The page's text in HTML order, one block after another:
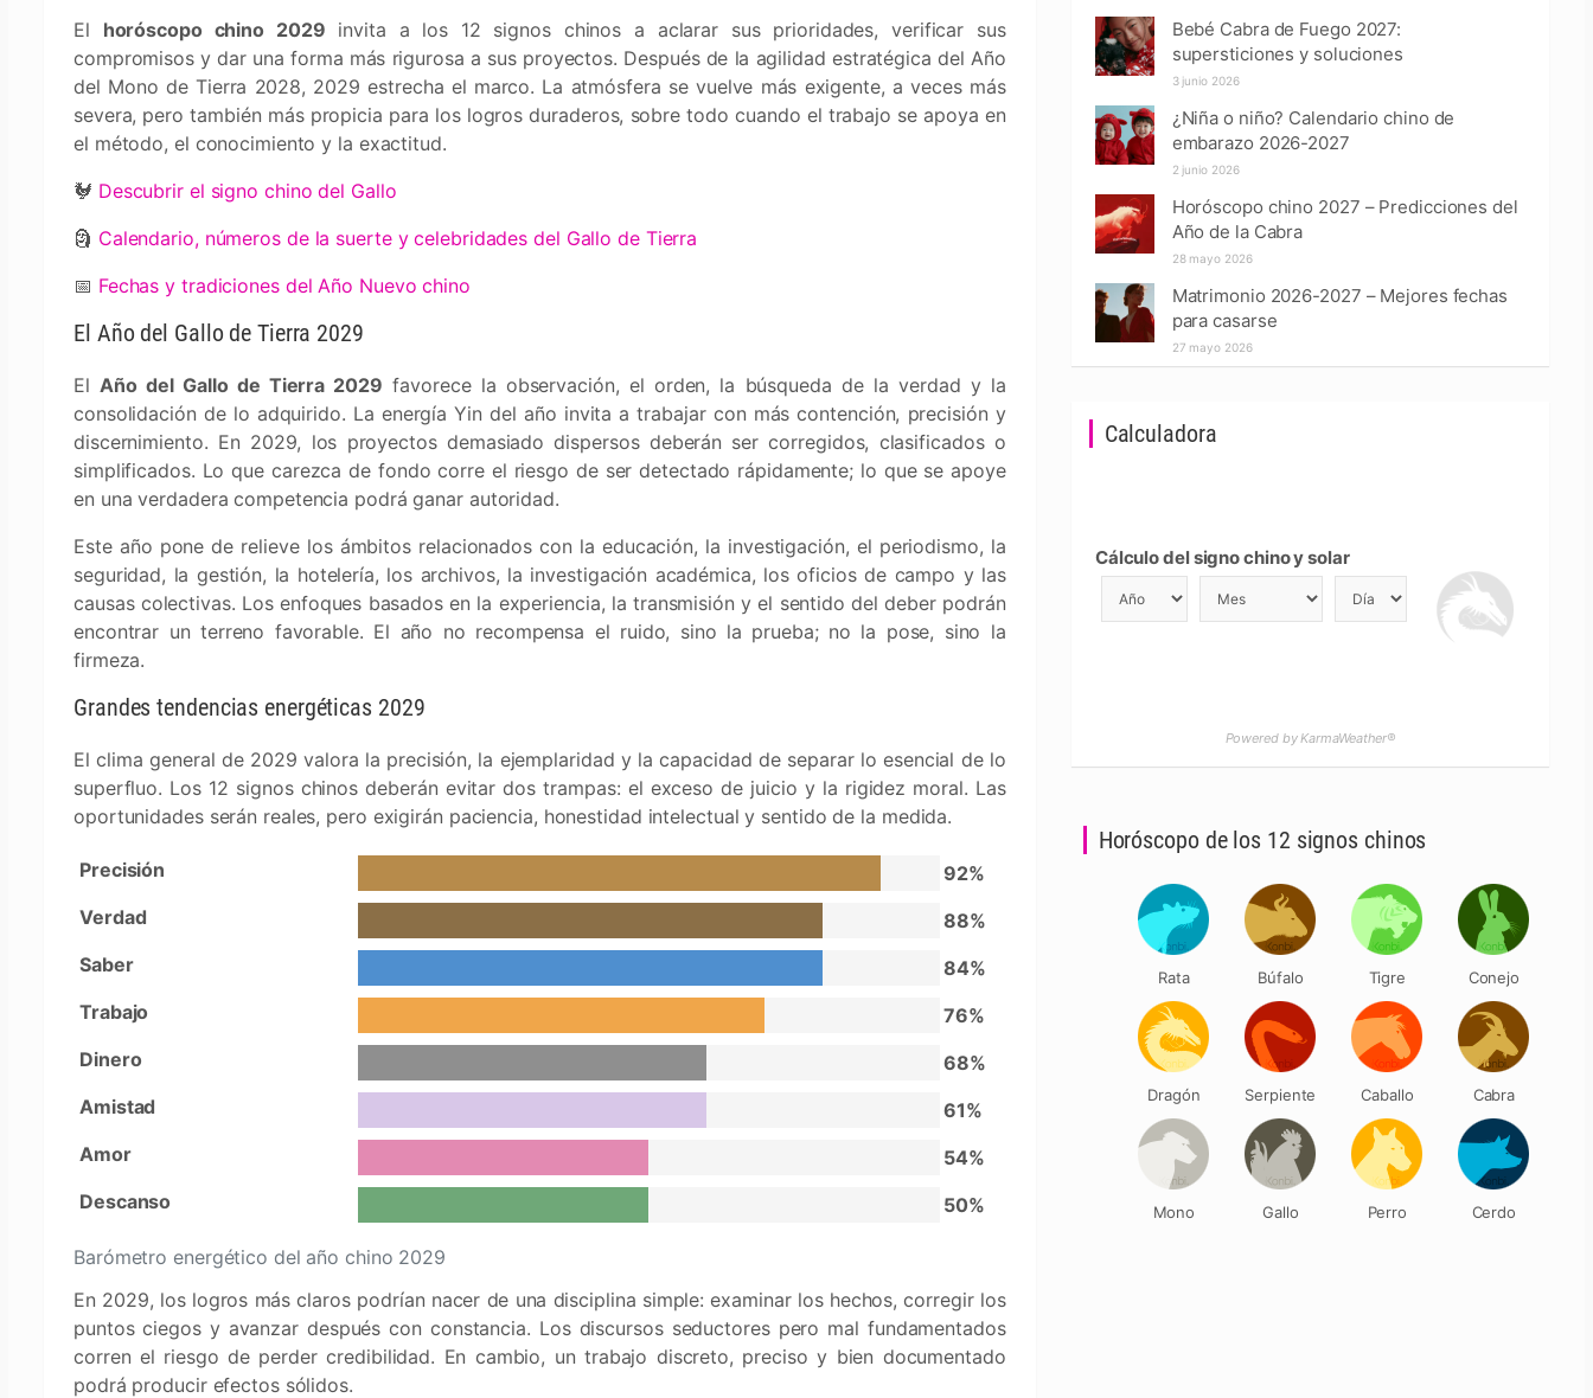
El horóscopo chino 2029 invita a los 12 signos chinos a aclarar sus prioridades, verificar sus
compromisos y dar una forma más rigurosa a sus proyectos. Después de la agilidad estratégica del Año
del Mono de Tierra 2028, 2029 estrecha el marco. La atmósfera se vuelve más exigente, a veces más
severa, pero también más propicia para los logros duraderos, sobre todo cuando el trabajo se apoya en
el método, el conocimiento y la exactitud.
🐓 Descubrir el signo chino del Gallo
🗿 Calendario, números de la suerte y celebridades del Gallo de Tierra
📅 Fechas y tradiciones del Año Nuevo chino
El Año del Gallo de Tierra 2029
ElAño del Gallo de Tierra 2029 favorece la observación, el orden, la búsqueda de la verdad y la
consolidación de lo adquirido. La energía Yin del año invita a trabajar con más contención, precisión y
discernimiento. En 2029, los proyectos demasiado dispersos deberán ser corregidos, clasificados o
simplificados. Lo que carezca de fondo corre el riesgo de ser detectado rápidamente; lo que se apoye
en una verdadera competencia podrá ganar autoridad.
Este año pone de relieve los ámbitos relacionados con la educación, la investigación, el periodismo, la
seguridad, la gestión, la hotelería, los archivos, la investigación académica, los oficios de campo y las
causas colectivas. Los enfoques basados en la experiencia, la transmisión y el sentido del deber podrán
encontrar un terreno favorable. El año no recompensa el ruido, sino la prueba; no la pose, sino la
firmeza.
Grandes tendencias energéticas 2029
El clima general de 2029 valora la precisión, la ejemplaridad y la capacidad de separar lo esencial de lo
superfluo. Los 12 signos chinos deberán evitar dos trampas: el exceso de juicio y la rigidez moral. Las
oportunidades serán reales, pero exigirán paciencia, honestidad intelectual y sentido de la medida.
Barómetro energético del año chino 2029
Precisión
92%
Verdad
88%
Saber
84%
Trabajo
76%
Dinero
68%
Amistad
61%
Amor
54%
Descanso
50%
En 2029, los logros más claros podrían nacer de una disciplina simple: examinar los hechos, corregir los
puntos ciegos y avanzar después con constancia. Los discursos seductores pero mal fundamentados
corren el riesgo de perder credibilidad. En cambio, un trabajo discreto, preciso y bien documentado
podrá producir efectos sólidos.
Bebé Cabra de Fuego 2027:
supersticiones y soluciones
3 junio 2026
¿Niña o niño? Calendario chino de
embarazo 2026-2027
2 junio 2026
Horóscopo chino 2027 – Predicciones del
Año de la Cabra
28 mayo 2026
Matrimonio 2026-2027 – Mejores fechas
para casarse
27 mayo 2026
Calculadora
Cálculo del signo chino y solar
Powered by KarmaWeather®
Horóscopo de los 12 signos chinos
Rata Búfalo Tigre Conejo
Dragón Serpiente Caballo Cabra
Mono Gallo Perro Cerdo